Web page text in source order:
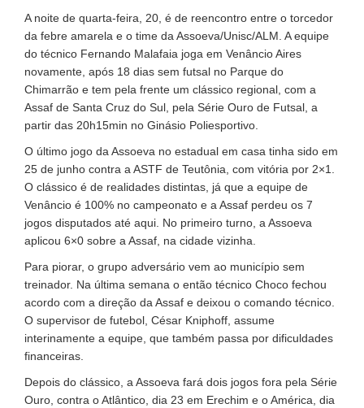
A noite de quarta-feira, 20, é de reencontro entre o torcedor
da febre amarela e o time da Assoeva/Unisc/ALM. A equipe
do técnico Fernando Malafaia joga em Venâncio Aires
novamente, após 18 dias sem futsal no Parque do
Chimarrão e tem pela frente um clássico regional, com a
Assaf de Santa Cruz do Sul, pela Série Ouro de Futsal, a
partir das 20h15min no Ginásio Poliesportivo.
O último jogo da Assoeva no estadual em casa tinha sido em
25 de junho contra a ASTF de Teutônia, com vitória por 2×1.
O clássico é de realidades distintas, já que a equipe de
Venâncio é 100% no campeonato e a Assaf perdeu os 7
jogos disputados até aqui. No primeiro turno, a Assoeva
aplicou 6×0 sobre a Assaf, na cidade vizinha.
Para piorar, o grupo adversário vem ao município sem
treinador. Na última semana o então técnico Choco fechou
acordo com a direção da Assaf e deixou o comando técnico.
O supervisor de futebol, César Kniphoff, assume
interinamente a equipe, que também passa por dificuldades
financeiras.
Depois do clássico, a Assoeva fará dois jogos fora pela Série
Ouro, contra o Atlântico, dia 23 em Erechim e o América, dia